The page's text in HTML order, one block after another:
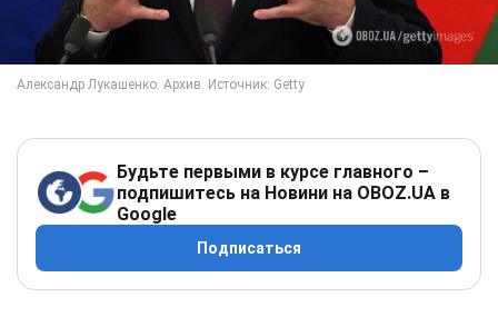
Будьте первыми в курсе главного –
подпишитесь на Новини на OBOZ.UA в
Google
Подписаться